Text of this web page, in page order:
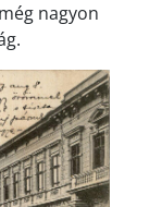
nagyon